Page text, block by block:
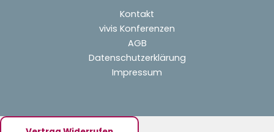
Kontakt
vivis Konferenzen
AGB
Datenschutzerklärung
Impressum